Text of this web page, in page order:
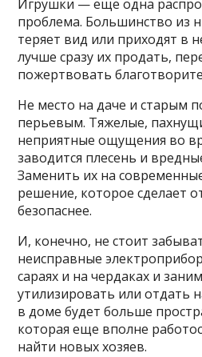
Игрушки — еще одна
проблема. Большинство из
теряет вид или приходят в
лучше сразу их продать,
пожертвовать
Не место на даче и старым
перьевым. Тяжелые,
неприятные ощущения во
заводится плесень и
Заменить их на
решение, которое сделает
безопаснее.
И, конечно, не стоит
неисправные
сараях и на чердаках и
утилизировать или отдать
в доме будет больше
которая еще вполне
найти новых хозяев.